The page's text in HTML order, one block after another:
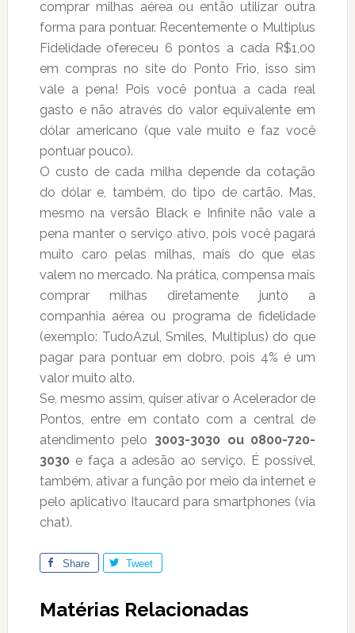
comprar milhas aérea ou então utilizar outra
forma para pontuar. Recentemente o Multiplus
Fidelidade ofereceu 6 pontos a cada R$1,00
em compras no site do Ponto Frio, isso sim
vale a pena! Pois você pontua a cada real
gasto e não através do valor equivalente em
dólar americano (que vale muito e faz você
pontuar pouco).
O custo de cada milha depende da cotação
do dólar e, também, do tipo de cartão. Mas,
mesmo na versão Black e Infinite não vale a
pena manter o serviço ativo, pois você pagará
muito caro pelas milhas, mais do que elas
valem no mercado. Na prática, compensa mais
comprar milhas diretamente junto a
companhia aérea ou programa de fidelidade
(exemplo: TudoAzul, Smiles, Multiplus) do que
pagar para pontuar em dobro, pois 4% é um
valor muito alto.
Se, mesmo assim, quiser ativar o Acelerador de
Pontos, entre em contato com a central de
atendimento pelo 3003-3030 ou 0800-720-
3030 e faça a adesão ao serviço. É possível,
também, ativar a função por meio da internet e
pelo aplicativo Itaucard para smartphones (via
chat).
Share Tweet
Matérias Relacionadas